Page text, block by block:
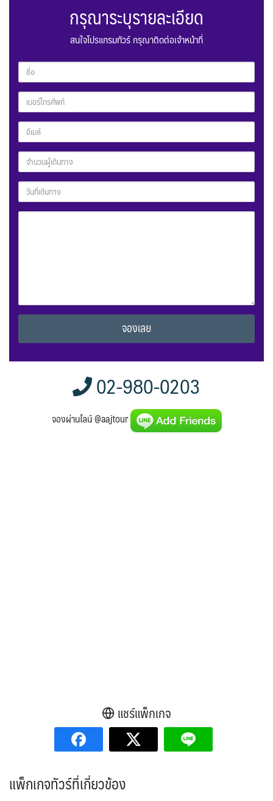
กรุณาระบุรายละเอียด
สนใจโปรแกรมทัวร์ กรุณาติดต่อเจ้าหน้าที่
Alternative:
02-980-0203
จองผ่านไลน์ @aajtour
แชร์แพ็กเกจ
แพ็กเกจทัวร์ที่เกี่ยวข้อง